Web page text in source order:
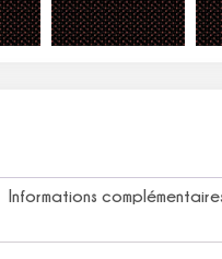
Informations